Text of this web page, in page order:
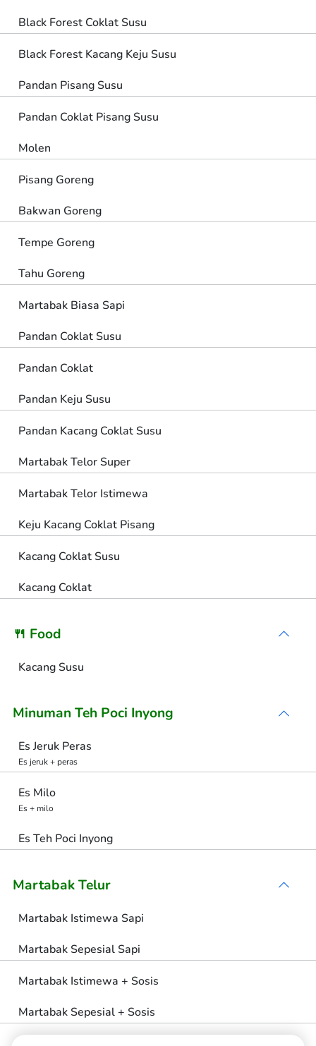
Black Forest Coklat Susu
Black Forest Kacang Keju Susu
Pandan Pisang Susu
Pandan Coklat Pisang Susu
Molen
Pisang Goreng
Bakwan Goreng
Tempe Goreng
Tahu Goreng
Martabak Biasa Sapi
Pandan Coklat Susu
Pandan Coklat
Pandan Keju Susu
Pandan Kacang Coklat Susu
Martabak Telor Super
Martabak Telor Istimewa
Keju Kacang Coklat Pisang
Kacang Coklat Susu
Kacang Coklat
🍴 Food
Kacang Susu
Minuman Teh Poci Inyong
Es Jeruk Peras
Es jeruk + peras
Es Milo
Es + milo
Es Teh Poci Inyong
Martabak Telur
Martabak Istimewa Sapi
Martabak Sepesial Sapi
Martabak Istimewa + Sosis
Martabak Sepesial + Sosis